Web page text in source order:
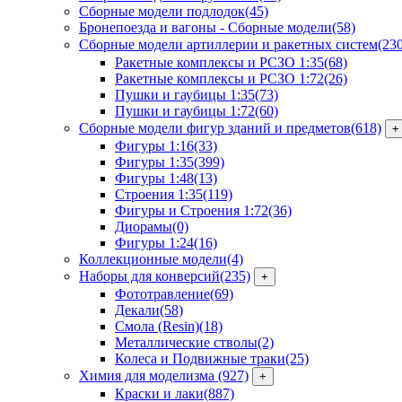
Сборные модели подлодок(45)
Бронепоезда и вагоны - Сборные модели(58)
Сборные модели артиллерии и ракетных систем
Ракетные комплексы и РСЗО 1:35(68)
Ракетные комплексы и РСЗО 1:72(26)
Пушки и гаубицы 1:35(73)
Пушки и гаубицы 1:72(60)
Сборные модели фигур зданий и предметов(618) +
Фигуры 1:16(33)
Фигуры 1:35(399)
Фигуры 1:48(13)
Строения 1:35(119)
Фигуры и Строения 1:72(36)
Диорамы(0)
Фигуры 1:24(16)
Коллекционные модели(4)
Наборы для конверсий(235) +
Фототравление(69)
Декали(58)
Смола (Resin)(18)
Металлические стволы(2)
Колеса и Подвижные траки(25)
Химия для моделизма (927) +
Краски и лаки(887)